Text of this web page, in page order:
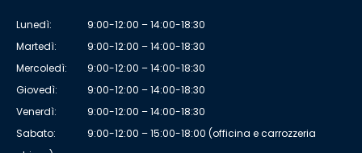
Lunedì:
9:00-12:00 – 14:00-18:30
Martedì:
9:00-12:00 – 14:00-18:30
Mercoledì:
9:00-12:00 – 14:00-18:30
Giovedì:
9:00-12:00 – 14:00-18:30
Venerdì:
9:00-12:00 – 14:00-18:30
Sabato:
9:00-12:00 – 15:00-18:00 (officina e carrozzeria